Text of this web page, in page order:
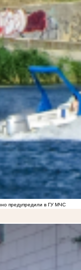
предупредили в ГУ МЧС